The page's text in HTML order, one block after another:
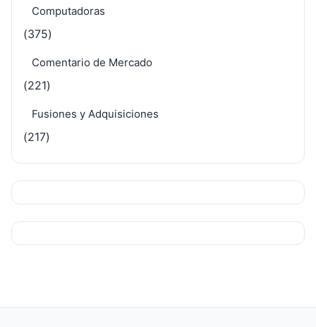
Computadoras
(375)
Comentario de Mercado
(221)
Fusiones y Adquisiciones
(217)